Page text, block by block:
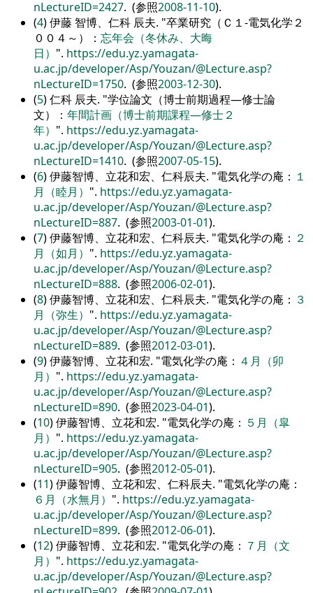
nLectureID=2427. (参照2008-11-10).
(4) 伊藤 智博、仁科 辰夫. 卒業研究（Ｃ１-電気化学２
００４～）： 忘年会（冬休み、大晦
日）
. https://edu.yz.yamagata-
u.ac.jp/developer/Asp/Youzan/@Lecture.asp?
nLectureID=1750. (参照2003-12-30).
(5) 仁科 辰夫. 学位論文（博士前期過程―修士論
文）： 年間計画（博士前期課程―修士２
年）
. https://edu.yz.yamagata-
u.ac.jp/developer/Asp/Youzan/@Lecture.asp?
nLectureID=1410. (参照2007-05-15).
(6) 伊藤智博、立花和宏、仁科辰夫. 電気化学の庵： １
月（睦月）
. https://edu.yz.yamagata-
u.ac.jp/developer/Asp/Youzan/@Lecture.asp?
nLectureID=887. (参照2003-01-01).
(7) 伊藤智博、立花和宏、仁科辰夫. 電気化学の庵： ２
月（如月）
. https://edu.yz.yamagata-
u.ac.jp/developer/Asp/Youzan/@Lecture.asp?
nLectureID=888. (参照2006-02-01).
(8) 伊藤智博、立花和宏、仁科辰夫. 電気化学の庵： ３
月（弥生）
. https://edu.yz.yamagata-
u.ac.jp/developer/Asp/Youzan/@Lecture.asp?
nLectureID=889. (参照2012-03-01).
(9) 伊藤智博、立花和宏. 電気化学の庵： ４月（卯
月）
. https://edu.yz.yamagata-
u.ac.jp/developer/Asp/Youzan/@Lecture.asp?
nLectureID=890. (参照2023-04-01).
(10) 伊藤智博、立花和宏. 電気化学の庵： ５月（皐
月）
. https://edu.yz.yamagata-
u.ac.jp/developer/Asp/Youzan/@Lecture.asp?
nLectureID=905. (参照2012-05-01).
(11) 伊藤智博、立花和宏、仁科辰夫. 電気化学の庵：
６月（水無月）
. https://edu.yz.yamagata-
u.ac.jp/developer/Asp/Youzan/@Lecture.asp?
nLectureID=899. (参照2012-06-01).
(12) 伊藤智博、立花和宏. 電気化学の庵： ７月（文
月）
. https://edu.yz.yamagata-
u.ac.jp/developer/Asp/Youzan/@Lecture.asp?